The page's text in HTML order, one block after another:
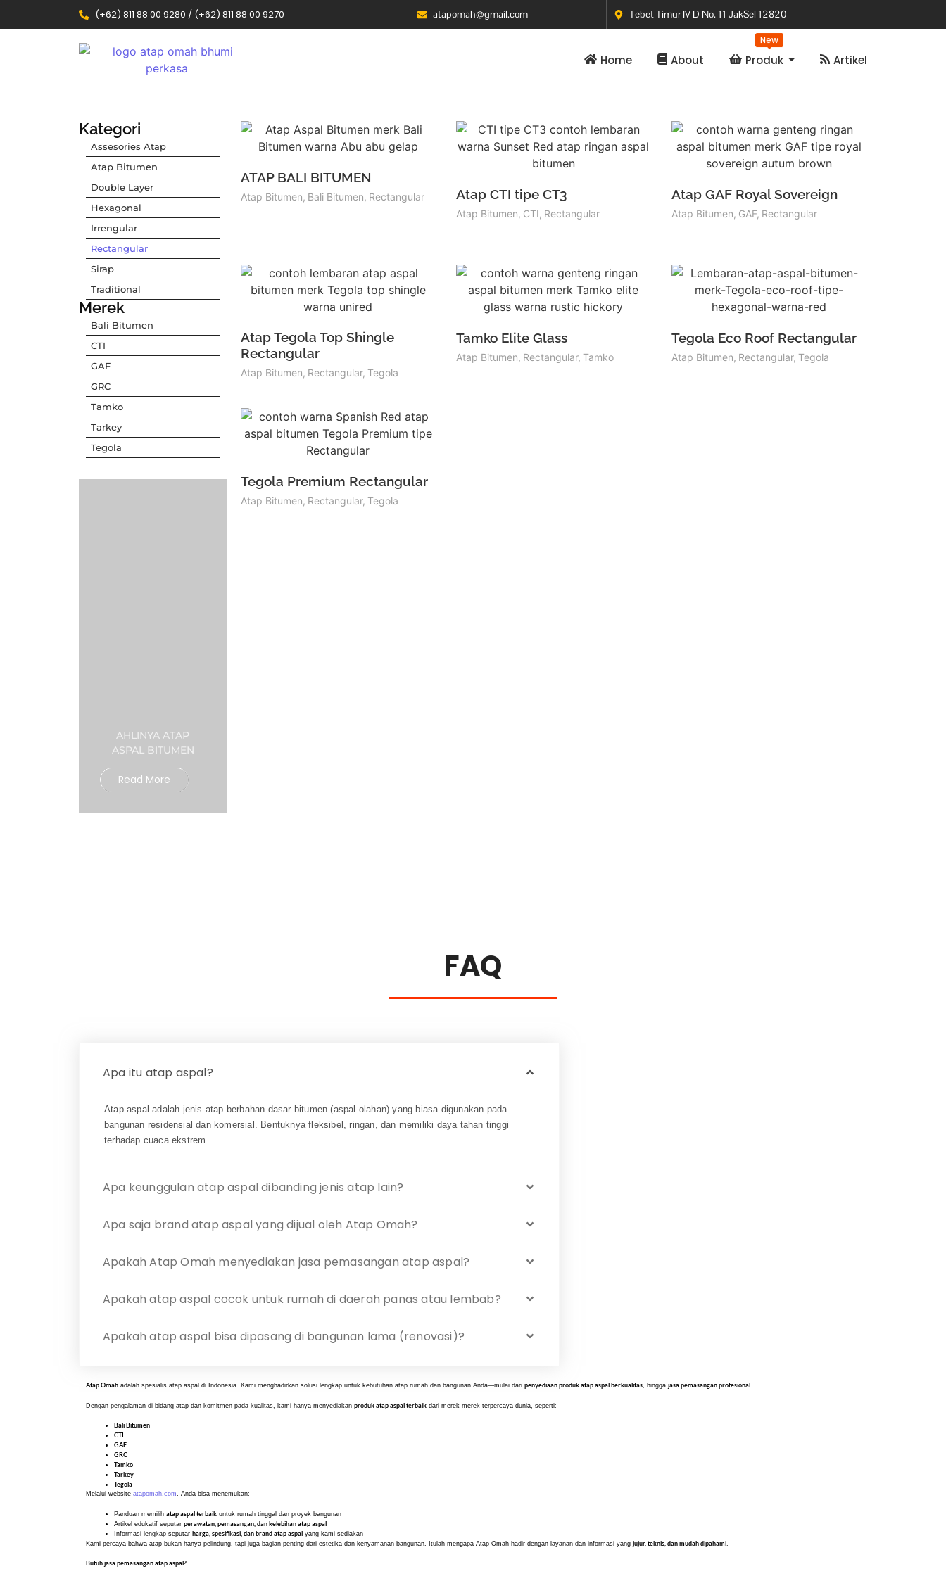
(+62) 811 88 00 9280 / (+62) 811 88 00 9270 atapomah@gmail.com Tebet Timur IV D No. 11 JakSel 12820
Home About Produk
New
Artikel
Kategori
Assesories Atap
Atap Bitumen
Double Layer
Hexagonal
Irrengular
Rectangular
Sirap
Traditional
Merek
Bali Bitumen
CTI
GAF
GRC
Tamko
Tarkey
Tegola
AHLINYA ATAP
ASPAL BITUMEN
Read More
ATAP BALI BITUMEN
Atap Bitumen, Bali Bitumen, Rectangular Atap CTI tipe CT3
Atap Bitumen, CTI, Rectangular
Atap GAF Royal Sovereign
Atap Bitumen, GAF, Rectangular
Atap Tegola Top Shingle
Rectangular
Atap Bitumen, Rectangular, Tegola
Tamko Elite Glass
Atap Bitumen, Rectangular, Tamko
Tegola Eco Roof Rectangular
Atap Bitumen, Rectangular, Tegola
Tegola Premium Rectangular
Atap Bitumen, Rectangular, Tegola
FAQ
Apa itu atap aspal?
Atap aspal adalah jenis atap berbahan dasar bitumen (aspal olahan) yang biasa digunakan pada
bangunan residensial dan komersial. Bentuknya fleksibel, ringan, dan memiliki daya tahan tinggi
terhadap cuaca ekstrem.
Apa keunggulan atap aspal dibanding jenis atap lain?
Apa saja brand atap aspal yang dijual oleh Atap Omah?
Apakah Atap Omah menyediakan jasa pemasangan atap aspal?
Apakah atap aspal cocok untuk rumah di daerah panas atau lembab?
Apakah atap aspal bisa dipasang di bangunan lama (renovasi)?
Atap Omah adalah spesialis atap aspal di Indonesia. Kami menghadirkan solusi lengkap untuk kebutuhan atap rumah dan bangunan Anda—mulai dari penyediaan produk atap aspal berkualitas, hingga jasa pemasangan profesional .
Dengan pengalaman di bidang atap dan komitmen pada kualitas, kami hanya menyediakan produk atap aspal terbaik dari merek-merek terpercaya dunia, seperti:
Bali Bitumen
CTI
GAF
GRC
Tamko
Tarkey
Tegola
Melalui website atapomah.com, Anda bisa menemukan:
Panduan memilih atap aspal terbaik untuk rumah tinggal dan proyek bangunan
Artikel edukatif seputar perawatan, pemasangan, dan kelebihan atap aspal
Informasi lengkap seputar harga, spesifikasi, dan brand atap aspal yang kami sediakan
Kami percaya bahwa atap bukan hanya pelindung, tapi juga bagian penting dari estetika dan kenyamanan bangunan. Itulah mengapa Atap Omah hadir dengan layanan dan informasi yang jujur, teknis, dan mudah dipahami
Butuh jasa pemasangan atap aspal?